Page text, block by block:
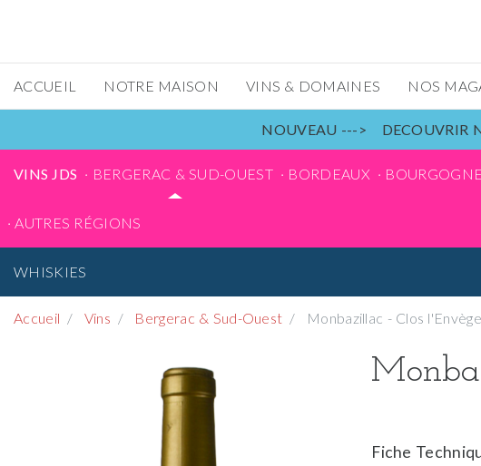
ACCUEIL NOTRE MAISON VINS & DOMAINES NOS
NOUVEAU ---> DECOUVRIR
VINS JDS BERGERAC & SUD-OUEST BORDEAUX BOURGOGNE
AUTRES RÉGIONS
WHISKIES
Accueil Vins Bergerac & Sud-Ouest Monbazillac - Clos
Fiche